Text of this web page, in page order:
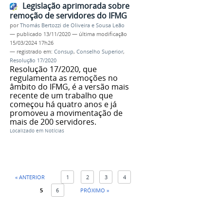
Legislação aprimorada sobre
remoção de servidores do IFMG
porThomás Bertozzi de Oliveira e Sousa Leão
— publicado 13/11/2020 — última modificação
15/03/2024 17h26
— registrado em: Consup, Conselho Superior,
Resolução 17/2020
Resolução 17/2020, que
regulamenta as remoções no
âmbito do IFMG, é a versão mais
recente de um trabalho que
começou há quatro anos e já
promoveu a movimentação de
mais de 200 servidores.
Localizado em Notícias
« ANTERIOR 1 2 3
4
5
6 PRÓXIMO »